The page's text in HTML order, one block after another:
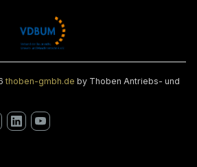
thoben-gmbh.de by Thoben Antriebs- und